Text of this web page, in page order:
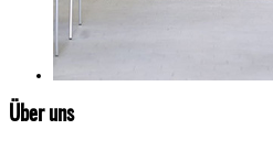
Über uns